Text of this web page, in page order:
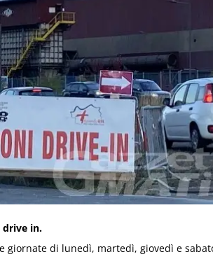
drive in.
di lunedì, martedì, giovedì e